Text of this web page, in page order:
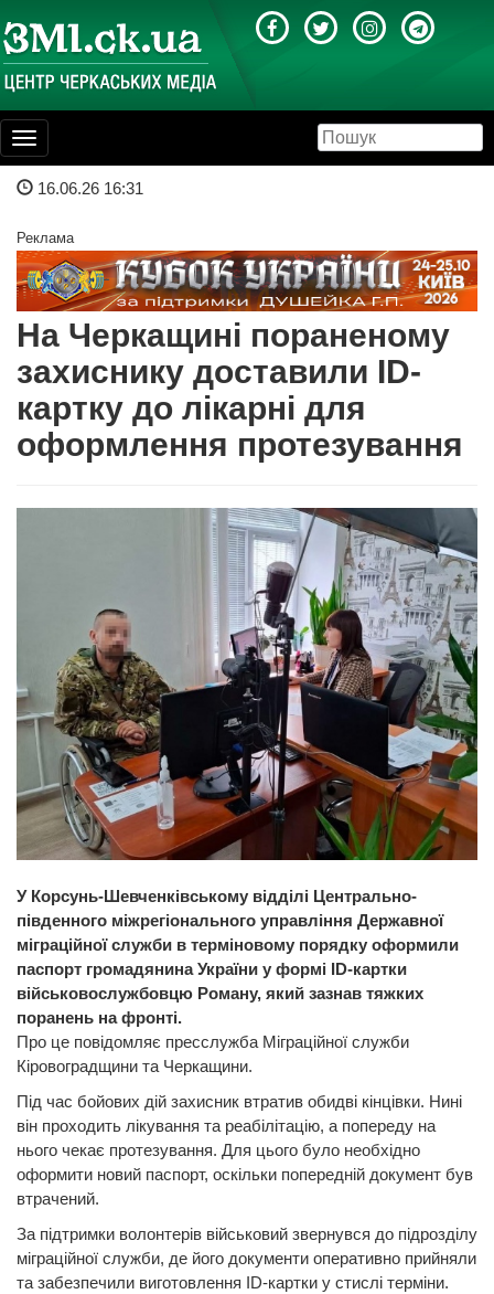
Toggle
navigation
16.06.26 16:31
Реклама
На Черкащині пораненому
захиснику доставили ID-
картку до лікарні для
оформлення протезування
У Корсунь-Шевченківському відділі Центрально-
південного міжрегіонального управління Державної
міграційної служби в терміновому порядку оформили
паспорт громадянина України у формі ID-картки
військовослужбовцю Роману, який зазнав тяжких
поранень на фронті.
Про це повідомляє пресслужба Міграційної служби
Кіровоградщини та Черкащини.
Під час бойових дій захисник втратив обидві кінцівки. Нині
він проходить лікування та реабілітацію, а попереду на
нього чекає протезування. Для цього було необхідно
оформити новий паспорт, оскільки попередній документ був
втрачений.
За підтримки волонтерів військовий звернувся до підрозділу
міграційної служби, де його документи оперативно прийняли
та забезпечили виготовлення ID-картки у стислі терміни.